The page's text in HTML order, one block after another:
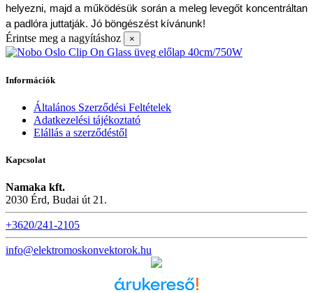
helyezni, majd a működésük során a meleg levegőt koncentráltan
a padlóra juttatják. Jó böngészést kívánunk!
Érintse meg a nagyításhoz ×
Információk
Általános Szerződési Feltételek
Adatkezelési tájékoztató
Elállás a szerződéstől
Kapcsolat
Namaka kft.
2030 Érd, Budai út 21.
+3620/241-2105
info@elektromoskonvektorok.hu